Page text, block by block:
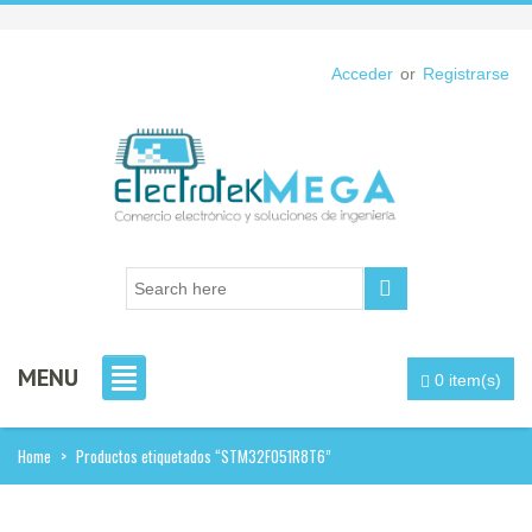
Acceder or Registrarse
MENU 0 item(s)
Home > Productos etiquetados “STM32F051R8T6”